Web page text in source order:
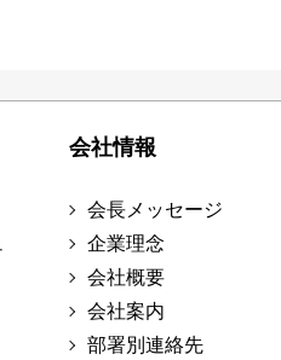
会社情報
会長メッセージ
企業理念
会社概要
会社案内
部署別連絡先